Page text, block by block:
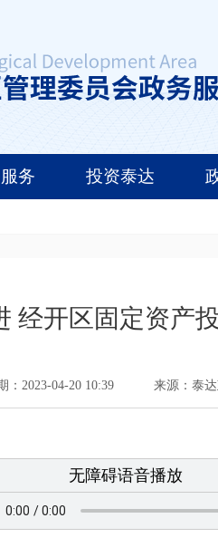
务 投资泰达
经开区固定资产
：2023-04-20 10:39
来源：泰
无障碍语音播放